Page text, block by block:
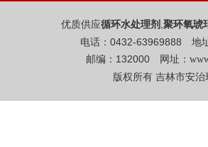
优质供应循环水处理剂 ,聚环氧琥
电话：0432-63969888 地
邮编：132000 网址：
版权所有 吉林市安